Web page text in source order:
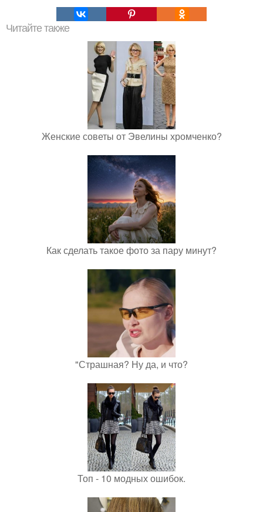
Читайте также
Женские советы от Эвелины хромченко?
Как сделать такое фото за пару минут?
"Страшная? Ну да, и что?
Топ - 10 модных ошибок.